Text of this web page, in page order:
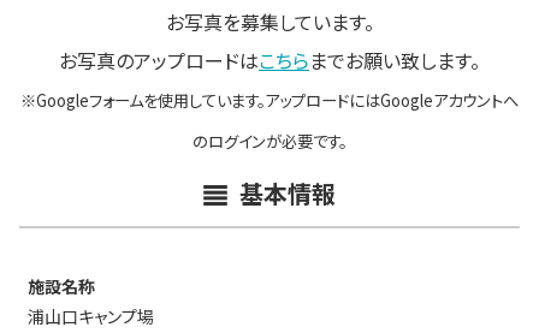
お写真を募集しています。
お写真のアップロードはこちらまでお願い致します。
※Googleフォームを使用しています。アップロードにはGoogleアカウントへ
のログインが必要です。
基本情報
施設名称
浦山口キャンプ場